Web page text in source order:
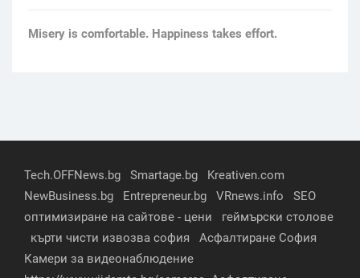
Мisery is comfortable. Happiness takes effort.
Tech.OFFNews.bg Smartage.bg
Kreativen.com
NewBusiness.bg
Entrepreneur.bg VRnews.info
SEO
оптимизиране на сайтове - цени
геймърски столове
кърти чисти извозва софия
Асфалтиране София
Камери за видеонаблюдение